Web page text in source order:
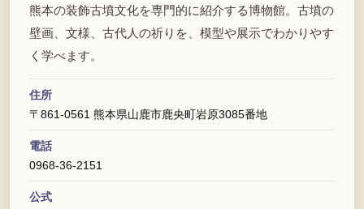
熊本の装飾古墳文化を専門的に紹介する博物館。古墳の
壁画、文様、古代人の祈りを、模型や展示でわかりやす
く学べます。
住所
〒861-0561 熊本県山鹿市鹿央町岩原3085番地
電話
0968-36-2151
公式